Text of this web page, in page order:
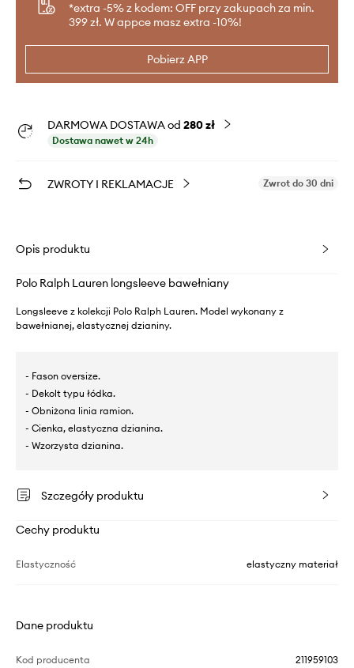
*extra -5% z kodem: OFF przy zakupach za min.
399 zł. W appce masz extra -10%!
Pobierz APP
DARMOWA DOSTAWA od 280 zł
Dostawa nawet w 24h
ZWROTY I REKLAMACJE Zwrot do 30 dni
Opis produktu
Polo Ralph Lauren longsleeve bawełniany
Longsleeve z kolekcji Polo Ralph Lauren. Model wykonany z
bawełnianej, elastycznej dzianiny.
- Fason oversize.
- Dekolt typu łódka.
- Obniżona linia ramion.
- Cienka, elastyczna dzianina.
- Wzorzysta dzianina.
Szczegóły produktu
Cechy produktu
Elastyczność elastyczny materiał
Dane produktu
Kod producenta 211959103